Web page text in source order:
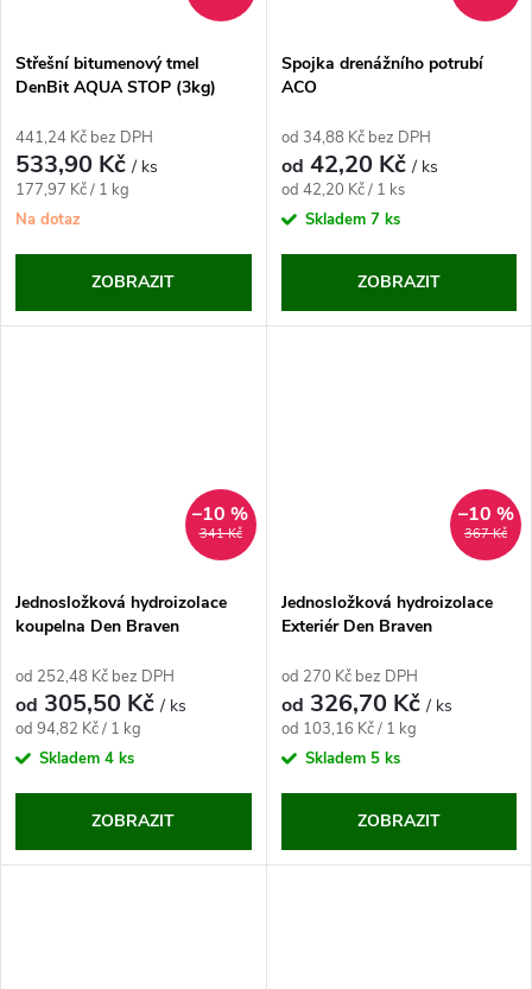
Střešní bitumenový tmel
DenBit AQUA STOP (3kg)
441,24 Kč bez DPH
533,90 Kč/ ks
Měrná
cena:
177,97 Kč / 1 kg
Na dotaz
ZOBRAZIT
Spojka drenážního potrubí
ACO
od 34,88 Kč bez DPH
od 42,20 Kč/ ks
Měrná
cena:
od 42,20 Kč / 1 ks
Skladem 7 ks
ZOBRAZIT
341 Kč
–10 %
Jednosložková hydroizolace
koupelna Den Braven
od 252,48 Kč bez DPH
od 305,50 Kč/ ks
Měrná
cena:
od 94,82 Kč / 1 kg
Skladem 4 ks
ZOBRAZIT
367 Kč
–10 %
Jednosložková hydroizolace
Exteriér Den Braven
od 270 Kč bez DPH
od 326,70 Kč/ ks
Měrná
cena:
od 103,16 Kč / 1 kg
Skladem 5 ks
ZOBRAZIT